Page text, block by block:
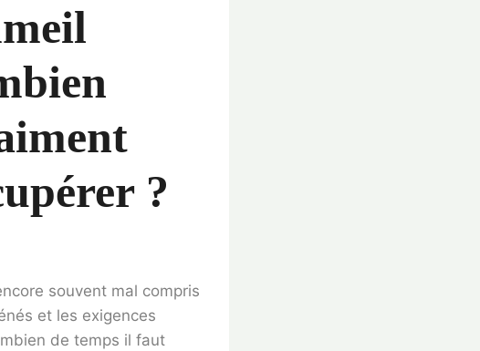
?
souvent mal compris
et les exigences
de temps il faut